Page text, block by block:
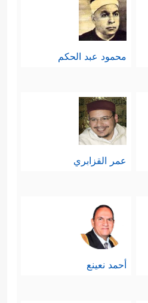
محمود عبد الحكم
عمر القزابري
أحمد نعينع